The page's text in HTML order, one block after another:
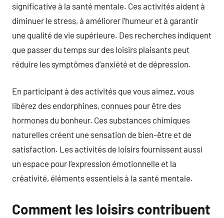
significative à la santé mentale. Ces activités aident à
diminuer le stress, à améliorer l’humeur et à garantir
une qualité de vie supérieure. Des recherches indiquent
que passer du temps sur des loisirs plaisants peut
réduire les symptômes d’anxiété et de dépression.
En participant à des activités que vous aimez, vous
libérez des endorphines, connues pour être des
hormones du bonheur. Ces substances chimiques
naturelles créent une sensation de bien-être et de
satisfaction. Les activités de loisirs fournissent aussi
un espace pour l’expression émotionnelle et la
créativité, éléments essentiels à la santé mentale.
Comment les loisirs contribuent